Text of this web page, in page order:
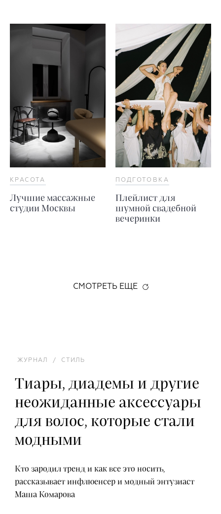
КРАСОТА
Лучшие массажные
студии Москвы
ПОДГОТОВКА
Плейлист для
шумной свадебной
вечеринки
СМОТРЕТЬ ЕЩЕ
ЖУРНАЛ / СТИЛЬ
Тиары, диадемы и другие
неожиданные аксессуары
для волос, которые стали
модными
Кто зародил тренд и как все это носить,
рассказывает инфлюенсер и модный энтузиаст
Маша Комарова